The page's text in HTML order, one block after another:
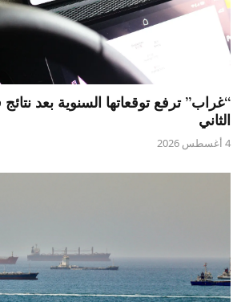
“غراب” ترفع توقعاتها السنوية بعد
الثاني
4 أغسطس 2026